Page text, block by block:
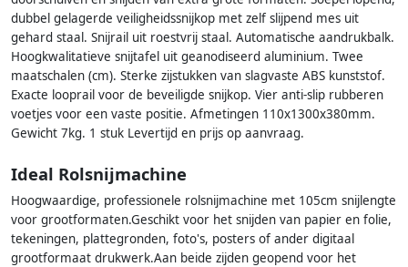
dubbel gelagerde veiligheidssnijkop met zelf slijpend mes uit
gehard staal. Snijrail uit roestvrij staal. Automatische aandrukbalk.
Hoogkwalitatieve snijtafel uit geanodiseerd aluminium. Twee
maatschalen (cm). Sterke zijstukken van slagvaste ABS kunststof.
Exacte looprail voor de beveiligde snijkop. Vier anti-slip rubberen
voetjes voor een vaste positie. Afmetingen 110x1300x380mm.
Gewicht 7kg. 1 stuk Levertijd en prijs op aanvraag.
Ideal Rolsnijmachine
Hoogwaardige, professionele rolsnijmachine met 105cm snijlengte
voor grootformaten.Geschikt voor het snijden van papier en folie,
tekeningen, plattegronden, foto's, posters of ander digitaal
grootformaat drukwerk.Aan beide zijden geopend voor het